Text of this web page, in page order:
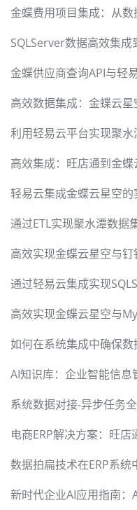
金蝶费用项目集成：从
SQLServer数据高效集
金蝶供应商查询API与轻
高效数据集成：金蝶云
利用轻易云平台实现聚
高效集成：旺店通到金
轻易云集成金蝶云星空
通过ETL实现聚水潭数据
高效实现金蝶云星空与
通过轻易云集成实现
高效实现金蝶云星空与
如何在系统集成中确保
AI知识库：企业智能信息
系统数据对接-异步任务
电商ERP解决方案：旺
数据拍扁技术在ERP系统
新时代企业AI应用指南：